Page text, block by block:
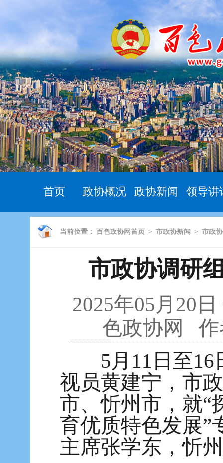
首页 政协概况 政协新闻 领导讲
当前位置： 百色政协网首页 > 市政协新闻 > 市政
市政协调研
2025年05月20
色政协网
作
5月11日至16
视员黄建宁，市
市、忻州市，就“
育优质特色发展”
主席张学东，忻